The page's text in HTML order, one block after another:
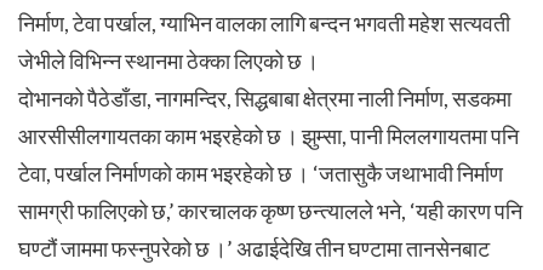
निर्माण, टेवा पर्खाल, ग्याभिन वालका लागि बन्दन भगवती महेश सत्यवती
जेभीले विभिन्न स्थानमा ठेक्का लिएको छ ।
दोभानको पैठेडाँडा, नागमन्दिर, सिद्धबाबा क्षेत्रमा नाली निर्माण, सडकमा
आरसीसीलगायतका काम भइरहेको छ । झुम्सा, पानी मिललगायतमा पनि
टेवा, पर्खाल निर्माणको काम भइरहेको छ । ‘जतासुकै जथाभावी निर्माण
सामग्री फालिएको छ,’ कारचालक कृष्ण छन्त्यालले भने, ‘यही कारण पनि
घण्टौं जाममा फस्नुपरेको छ ।’ अढाईदेखि तीन घण्टामा तानसेनबाट